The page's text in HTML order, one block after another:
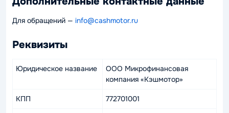
Для обращений — info@cashmotor.ru
Реквизиты
Юридическое название
ООО Микрофинансовая
компания «Кэшмотор»
КПП 772701001